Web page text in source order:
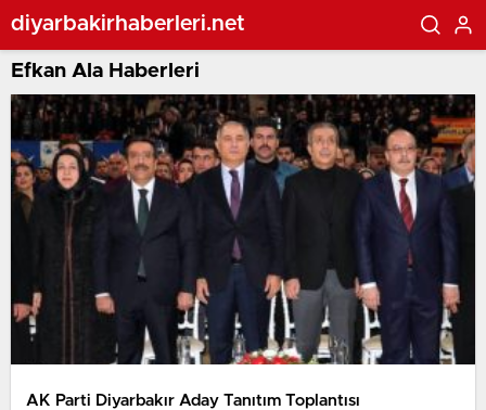
diyarbakirhaberleri.net
Efkan Ala Haberleri
AK Parti Diyarbakır Aday Tanıtım Toplantısı